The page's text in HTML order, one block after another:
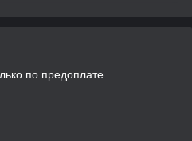
по предоплате.